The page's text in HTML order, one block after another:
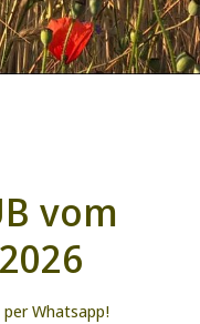
vom
Whatsapp!